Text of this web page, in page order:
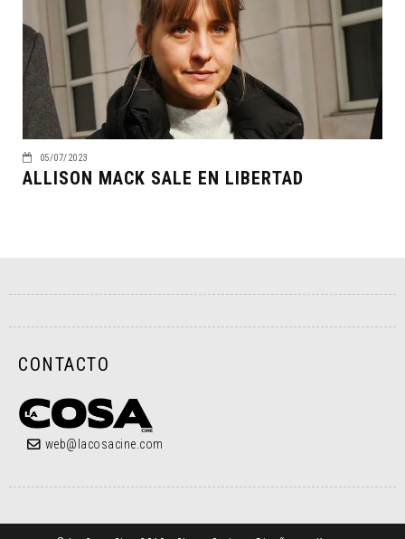
05/07/2023
ALLISON MACK SALE EN LIBERTAD
CONTACTO
web@lacosacine.com